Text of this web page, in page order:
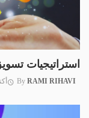
استراتيجيات تسويق الخدمات
By RAMI RIHAVI